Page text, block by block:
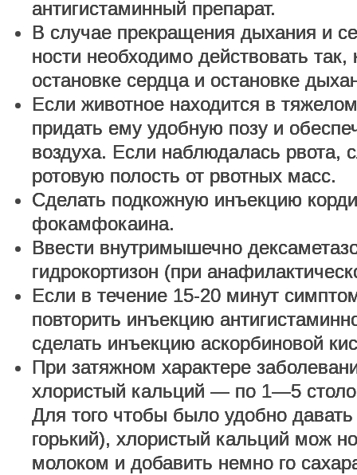
антигистаминный препарат.
В случае прекращения дыхания и
ности необходимо действовать
остановке сердца и остановке
Если животное находится в
придать ему удобную позу и
воздуха. Если наблюдалась рвота,
ротовую полость от рвотных масс.
Сделать подкожную инъекцию
фокамфокаина.
Ввести внутримышечно
гидрокортизон (при
Если в течение 15-20 минут
повторить инъекцию
сделать инъекцию аскорбиновой
При затяжном характере
хлористый кальций — по 1—5
Для того чтобы было удобно давать
горький), хлористый кальций мож
молоком и добавить немно го